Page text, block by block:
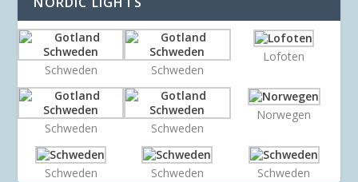
Schweden Schweden
Lofoten
Schweden Schweden
Norwegen
Schweden Schweden Schweden